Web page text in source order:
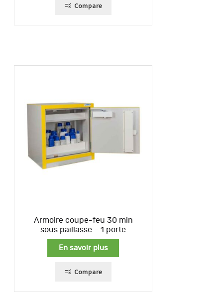
Compare
Armoire coupe-feu 30 min
sous paillasse – 1 porte
En savoir plus
Compare